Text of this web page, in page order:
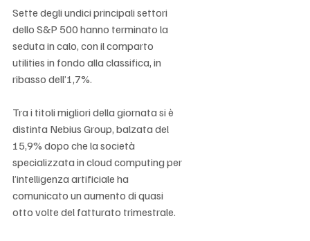
Sette degli undici principali settori
dello S&P 500 hanno terminato la
seduta in calo, con il comparto
utilities in fondo alla classifica, in
ribasso dell’1,7%.
Tra i titoli migliori della giornata si è
distinta Nebius Group, balzata del
15,9% dopo che la società
specializzata in cloud computing per
l’intelligenza artificiale ha
comunicato un aumento di quasi
otto volte del fatturato trimestrale.